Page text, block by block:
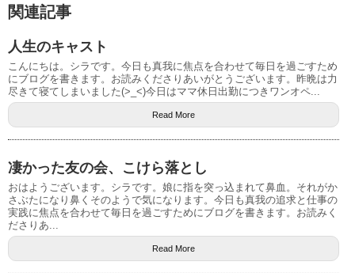
関連記事
人生のキャスト
こんにちは。シラです。今日も真我に焦点を合わせて毎日を過ごすため
にブログを書きます。お読みくださりあいがとうございます。昨晩は力
尽きて寝てしまいました(>_<)今日はママ休日出勤につきワンオペ...
Read More
凄かった友の会、こけら落とし
おはようございます。シラです。娘に指を突っ込まれて鼻血。それがか
さぶたになり鼻くそのようで気になります。今日も真我の追求と仕事の
実践に焦点を合わせて毎日を過ごすためにブログを書きます。お読みく
ださりあ...
Read More